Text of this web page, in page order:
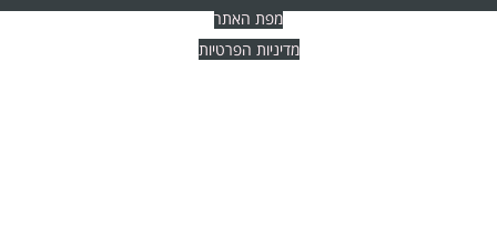
מפת האתר
מדיניות הפרטיות